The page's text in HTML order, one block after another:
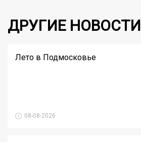
ДРУГИЕ НОВОСТИ
Лето в Подмосковье
08-08-2026